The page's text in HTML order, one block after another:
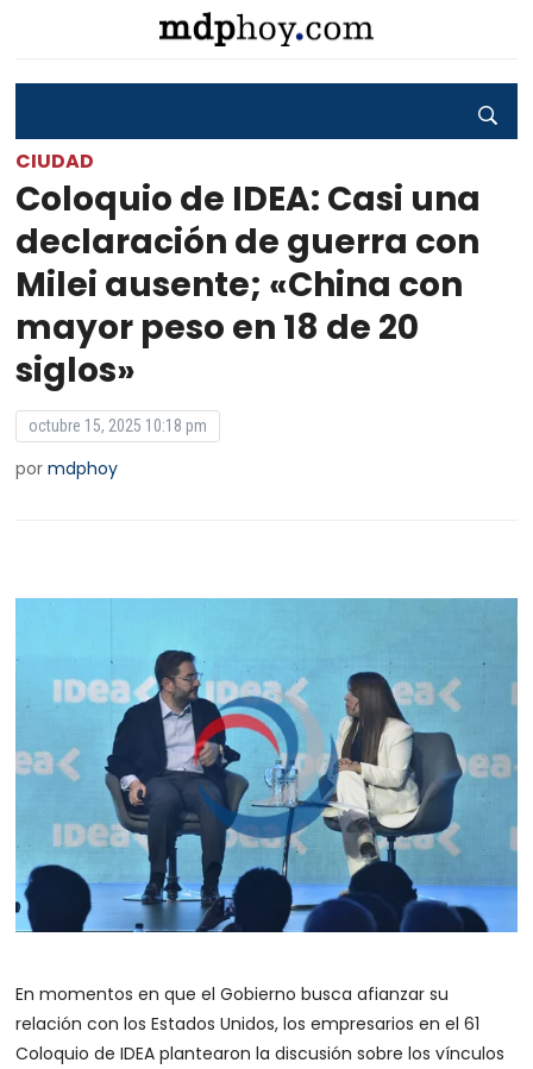
CIUDAD
Coloquio de IDEA: Casi una
declaración de guerra con
Milei ausente; «China con
mayor peso en 18 de 20
siglos»
octubre 15, 2025 10:18 pm
pormdphoy
En momentos en que el Gobierno busca afianzar su
relación con los Estados Unidos, los empresarios en el 61
Coloquio de IDEA plantearon la discusión sobre los vínculos